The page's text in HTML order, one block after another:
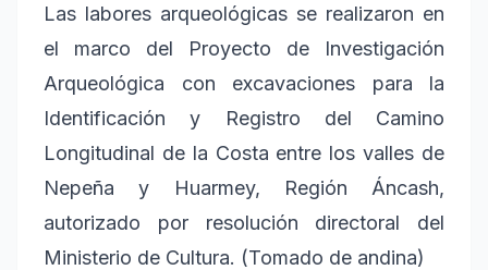
Las labores arqueológicas se realizaron en
el marco del Proyecto de Investigación
Arqueológica con excavaciones para la
Identificación y Registro del Camino
Longitudinal de la Costa entre los valles de
Nepeña y Huarmey, Región Áncash,
autorizado por resolución directoral del
Ministerio de Cultura. (Tomado de andina)